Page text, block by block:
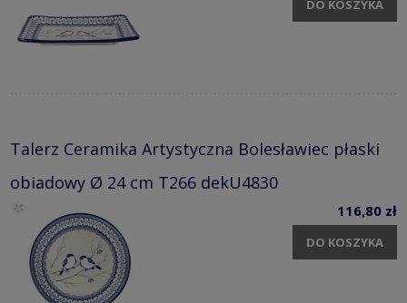
DO KOSZYKA
Talerz Ceramika Artystyczna Bolesławiec płaski
obiadowy Ø 24 cm T266 dekU4830
116,80 zł
DO KOSZYKA